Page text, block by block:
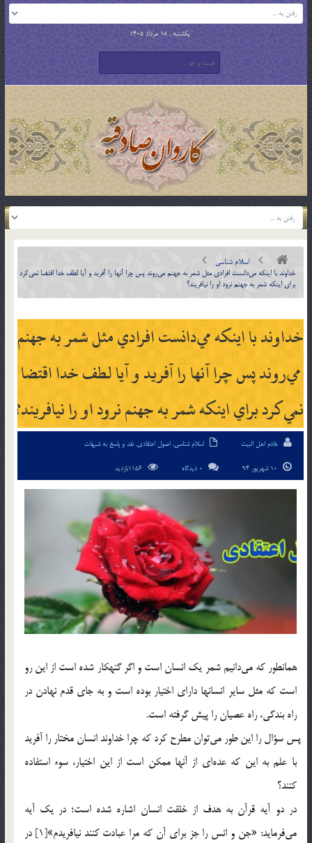
یکشنبه , 18 مرداد 1405
اسلام شناسی
خداوند با اينكه مي‎دانست افرادي مثل شمر به جهنم مي‎روند پس چرا آنها را آفريد و آيا لطف خدا اقتضا نمي‎كرد
براي اينكه شمر به جهنم نرود او را نيافريند؟
خداوند با اينكه مي‎دانست افرادي مثل شمر به جهنم
مي‎روند پس چرا آنها را آفريد و آيا لطف خدا اقتضا
نمي‎كرد براي اينكه شمر به جهنم نرود او را نيافريند؟
خادم اهل البیت اسلام شناسی, اصول اعتقادی, نقد و پاسخ به شبهات
0 دیدگاه
همانطور كه مي‎دانيم شمر يك انسان است و اگر گنه­كار شده است از اين رو
است كه مثل ساير انسانها داراي اختيار بوده است و به جاي قدم نهادن در
راه بندگي، راه عصيان را پيش گرفته است.
پس سؤال را اين طور مي‎توان مطرح كرد كه چرا خداوند انسان مختار را آفريد
با علم به اين كه عده‎اي از آنها ممكن است از اين اختيار، سوء استفاده
كنند؟
در دو آيه قرآن به هدف از خلقت انسان اشاره شده است؛ در يك آيه
مي‎فرمايد: «جن و انس را جز براي آن كه مرا عبادت كنند نيافريدم»[1] در